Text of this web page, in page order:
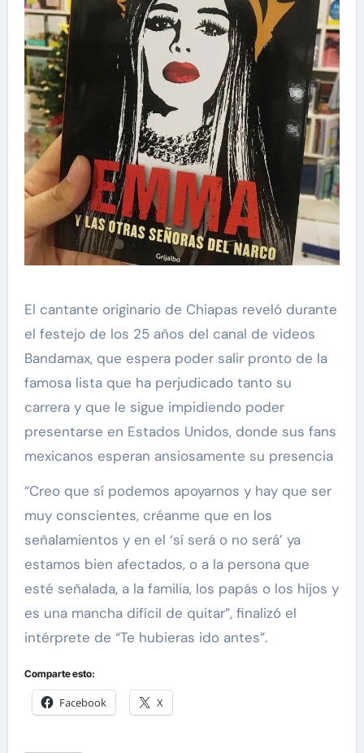
El cantante originario de Chiapas reveló durante
el festejo de los 25 años del canal de videos
Bandamax, que espera poder salir pronto de la
famosa lista que ha perjudicado tanto su
carrera y que le sigue impidiendo poder
presentarse en Estados Unidos, donde sus fans
mexicanos esperan ansiosamente su presencia
“Creo que sí podemos apoyarnos y hay que ser
muy conscientes, créanme que en los
señalamientos y en el ‘sí será o no será’ ya
estamos bien afectados, o a la persona que
esté señalada, a la familia, los papás o los hijos y
es una mancha difícil de quitar”, finalizó el
intérprete de “Te hubieras ido antes”.
Comparte esto:
Facebook X